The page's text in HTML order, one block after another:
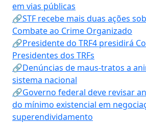
em vias públicas
🔗STF recebe mais duas ações
Combate ao Crime Organizado
🔗Presidente do TRF4 presidirá
Presidentes dos TRFs
🔗Denúncias de maus-tratos a
sistema nacional
🔗Governo federal deve revisar
do mínimo existencial em
superendividamento